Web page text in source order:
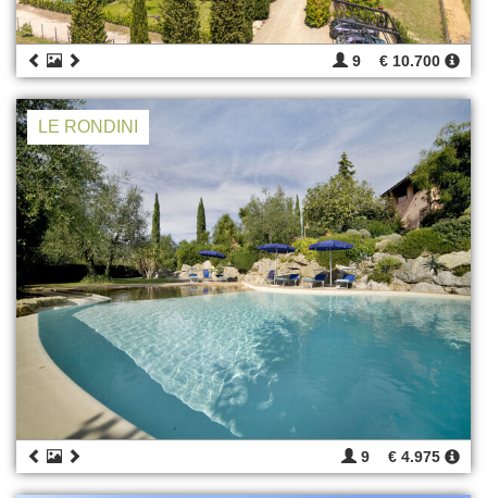
9 € 10.700
LE RONDINI
9 € 4.975